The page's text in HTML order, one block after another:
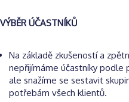
VÝBĚR ÚČASTNÍKŮ
Na základě zkušeností a
nepřijímáme účastníky podle
ale snažíme se sestavit
potřebám všech klientů.